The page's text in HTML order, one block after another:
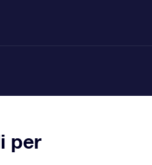
per